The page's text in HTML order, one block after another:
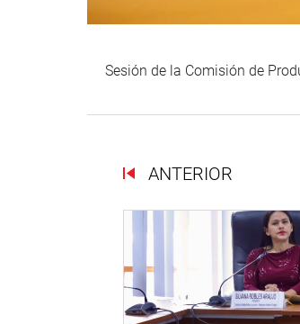
Sesión de la Comisión de
ANTERIOR